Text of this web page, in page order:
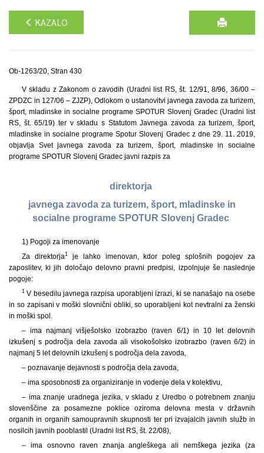
KAZALO
Ob-1263/20, Stran 430
V skladu z Zakonom o zavodih (Uradni list RS, št. 12/91, 8/96, 36/00 –
ZPDZC in 127/06 – ZJZP), Odlokom o ustanovitvi javnega zavoda za turizem,
šport, mladinske in socialne programe SPOTUR Slovenj Gradec (Uradni list
RS, št. 65/19) ter v skladu s Statutom Javnega zavoda za turizem, šport,
mladinske in socialne programe Spotur Slovenj Gradec z dne 29. 11. 2019,
objavlja Svet javnega zavoda za turizem, šport, mladinske in socialne
programe SPOTUR Slovenj Gradec javni razpis za
direktorja
javnega zavoda za turizem, šport, mladinske in
socialne programe SPOTUR Slovenj Gradec
1) Pogoji za imenovanje
Za direktorja1je lahko imenovan, kdor poleg splošnih pogojev za
zaposlitev, ki jih določajo delovno pravni predpisi, izpolnjuje še naslednje
pogoje:
1V besedilu javnega razpisa uporabljeni izrazi, ki se nanašajo na osebe
in so zapisani v moški slovnični obliki, so uporabljeni kot nevtralni za ženski
in moški spol.
– ima najmanj višješolsko izobrazbo (raven 6/1) in 10 let delovnih
izkušenj s področja dela zavoda ali visokošolsko izobrazbo (raven 6/2) in
najmanj 5 let delovnih izkušenj s področja dela zavoda,
– poznavanje dejavnosti s področja dela zavoda,
– ima sposobnosti za organiziranje in vodenje dela v kolektivu,
– ima znanje uradnega jezika, v skladu z Uredbo o potrebnem znanju
slovenščine za posamezne poklice oziroma delovna mesta v državnih
organih in organih samoupravnih skupnosti ter pri izvajalcih javnih služb in
nosilcih javnih pooblastil (Uradni list RS, št. 22/08),
– ima osnovno raven znanja angleškega ali nemškega jezika (za